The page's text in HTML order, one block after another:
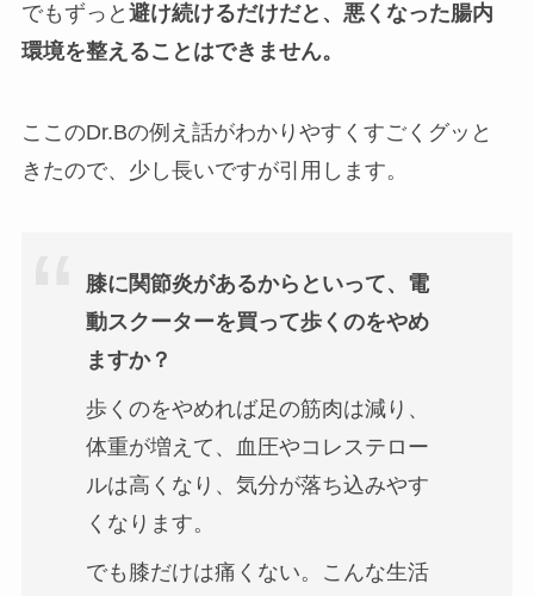
でもずっと 避け続けるだけだと、悪くなった腸内
環境を整えることはできません。
ここのDr.Bの例え話がわかりやすくすごくグッと
きたので、少し長いですが引用します。
膝に関節炎があるからといって、電
動スクーターを買って歩くのをやめ
ますか？
歩くのをやめれば足の筋肉は減り、
体重が増えて、血圧やコレステロー
ルは高くなり、気分が落ち込みやす
くなります。
でも膝だけは痛くない。こんな生活